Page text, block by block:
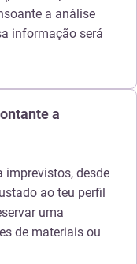
a análise
informação será
a
imprevistos, desde
ao teu perfil
uma
de materiais ou